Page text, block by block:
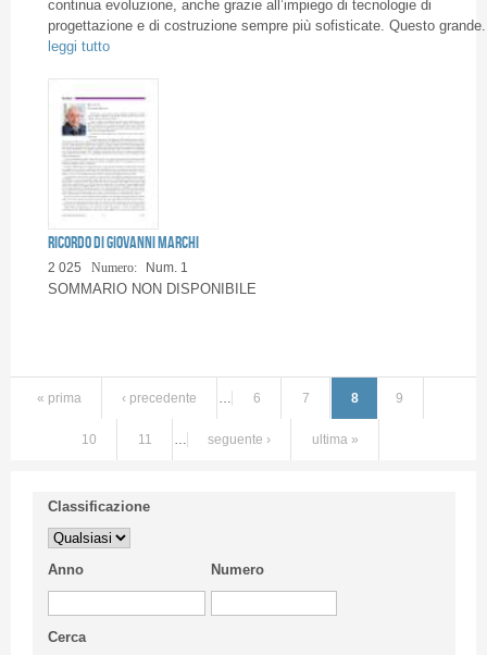
continua evoluzione, anche grazie all’impiego di tecnologie di
progettazione e di costruzione sempre più sofisticate. Questo
leggi tutto
Ricordo di Giovanni Marchi
2 025 Numero: Num. 1
SOMMARIO NON DISPONIBILE
« prima ‹ precedente … 6 7 8 9
10 11 … seguente › ultima »
Classificazione
Anno Numero
Cerca